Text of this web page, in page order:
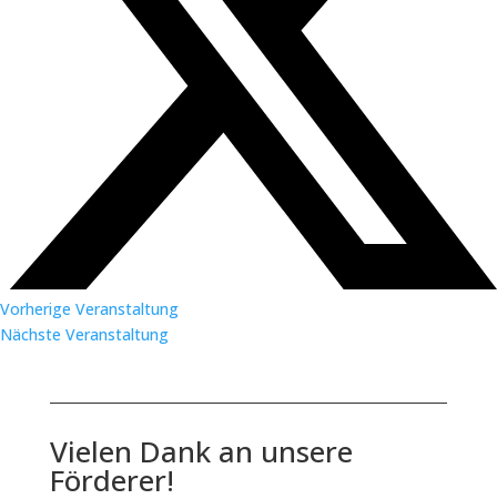
Vorherige Veranstaltung
Nächste Veranstaltung
Vielen Dank an unsere
Förderer!